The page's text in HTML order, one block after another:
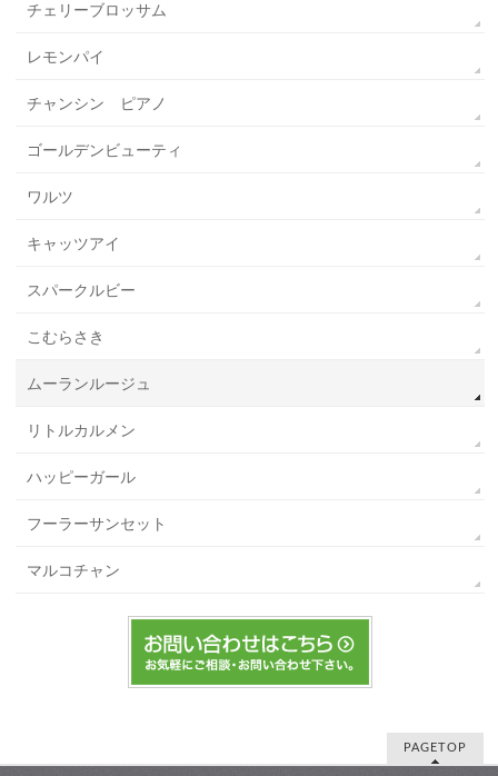
チェリーブロッサム
レモンパイ
チャンシン ピアノ
ゴールデンビューティ
ワルツ
キャッツアイ
スパークルビー
こむらさき
ムーランルージュ
リトルカルメン
ハッピーガール
フーラーサンセット
マルコチャン
PAGETOP